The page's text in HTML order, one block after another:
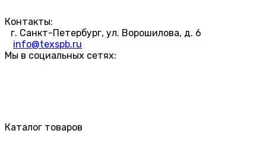
Контакты:
г. Санкт-Петербург, ул. Ворошилова, д. 6
info@texspb.ru
Мы в социальных сетях:
Каталог товаров